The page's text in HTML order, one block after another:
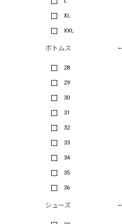
XL
XXL
ボトムス
28
29
30
31
32
33
34
35
36
シューズ